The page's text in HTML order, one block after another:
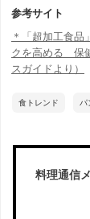
参考サイト
＊「超加工食品
クを高める 保
スガイドより）
食トレンド パ
料理通信